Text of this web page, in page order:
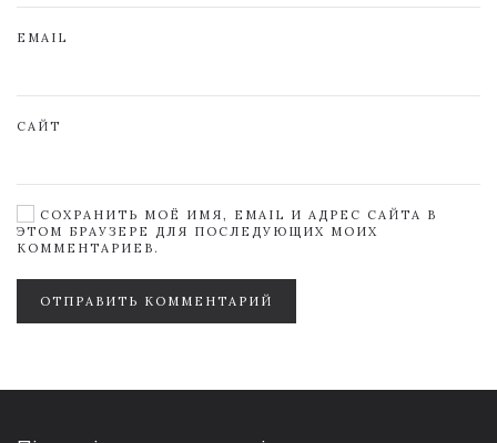
EMAIL
САЙТ
СОХРАНИТЬ МОЁ ИМЯ, EMAIL И АДРЕС САЙТА В
ЭТОМ БРАУЗЕРЕ ДЛЯ ПОСЛЕДУЮЩИХ МОИХ
КОММЕНТАРИЕВ.
ОТПРАВИТЬ КОММЕНТАРИЙ